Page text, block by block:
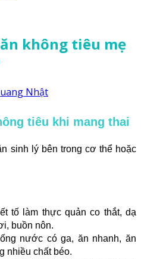
không tiêu mẹ
Nhật
tiêu khi mang thai
sinh lý bên trong cơ thể hoặc
tố làm thực quản co thắt, dạ
buồn nôn.
nước có ga, ăn nhanh, ăn
nhiều chất béo.